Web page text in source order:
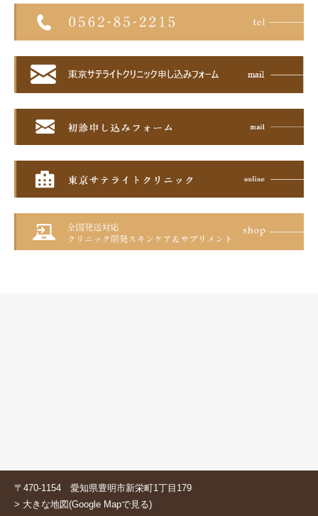
〒470-1154 愛知県豊明市新栄町1丁目179
> 大きな地図(Google Mapで見る)